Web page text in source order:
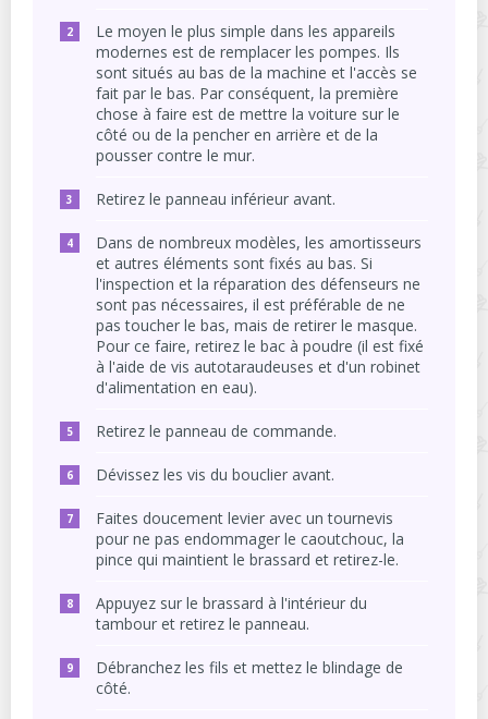
Le moyen le plus simple dans les appareils
modernes est de remplacer les pompes. Ils
sont situés au bas de la machine et l'accès se
fait par le bas. Par conséquent, la première
chose à faire est de mettre la voiture sur le
côté ou de la pencher en arrière et de la
pousser contre le mur.
Retirez le panneau inférieur avant.
Dans de nombreux modèles, les amortisseurs
et autres éléments sont fixés au bas. Si
l'inspection et la réparation des défenseurs ne
sont pas nécessaires, il est préférable de ne
pas toucher le bas, mais de retirer le masque.
Pour ce faire, retirez le bac à poudre (il est fixé
à l'aide de vis autotaraudeuses et d'un robinet
d'alimentation en eau).
Retirez le panneau de commande.
Dévissez les vis du bouclier avant.
Faites doucement levier avec un tournevis
pour ne pas endommager le caoutchouc, la
pince qui maintient le brassard et retirez-le.
Appuyez sur le brassard à l'intérieur du
tambour et retirez le panneau.
Débranchez les fils et mettez le blindage de
côté.